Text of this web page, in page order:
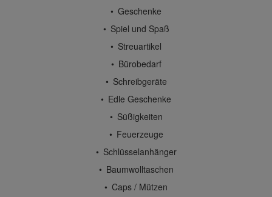
Geschenke
Spiel und Spaß
Streuartikel
Bürobedarf
Schreibgeräte
Edle Geschenke
Süßigkeiten
Feuerzeuge
Schlüsselanhänger
Baumwolltaschen
Caps / Mützen